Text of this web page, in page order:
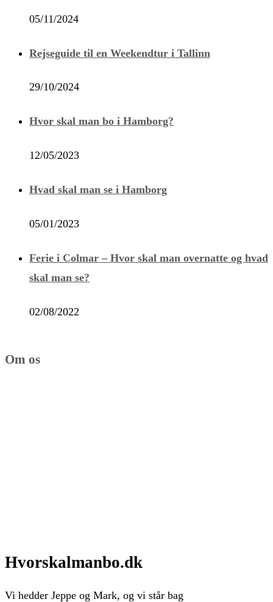
05/11/2024
Rejseguide til en Weekendtur i Tallinn
29/10/2024
Hvor skal man bo i Hamborg?
12/05/2023
Hvad skal man se i Hamborg
05/01/2023
Ferie i Colmar – Hvor skal man overnatte og hvad
skal man se?
02/08/2022
Om os
Hvorskalmanbo.dk
Vi hedder Jeppe og Mark, og vi står bag